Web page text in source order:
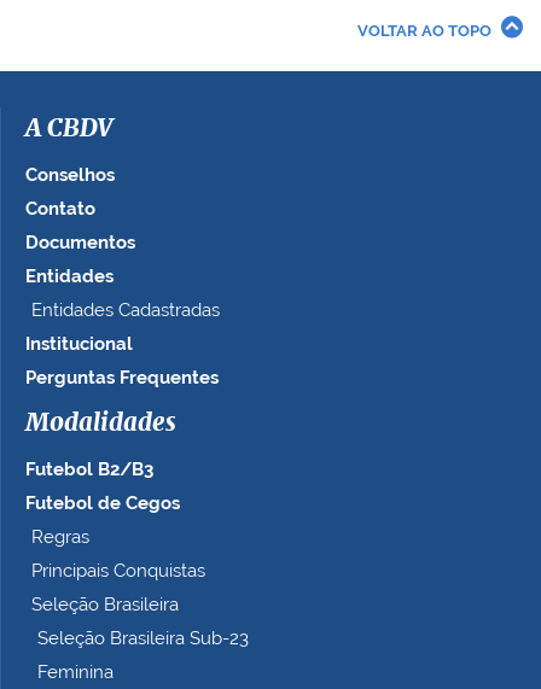
VOLTAR AO TOPO
A CBDV
Conselhos
Contato
Documentos
Entidades
Entidades Cadastradas
Institucional
Perguntas Frequentes
Modalidades
Futebol B2/B3
Futebol de Cegos
Regras
Principais Conquistas
Seleção Brasileira
Seleção Brasileira Sub-23
Feminina